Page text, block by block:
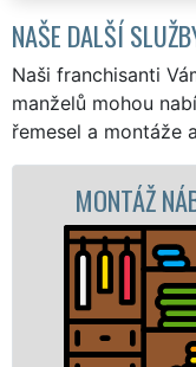
NAŠE DALŠÍ
Naši franchisanti
manželů mohou
řemesel a montáže
NÁBYTKU